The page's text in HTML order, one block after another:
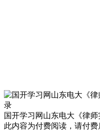
国开学习网山东电大《律
此内容为付费阅读，请付费